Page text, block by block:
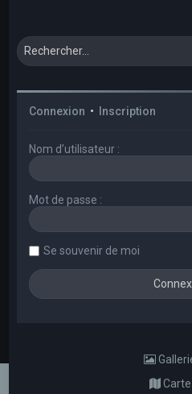
Connexion • Inscription
Nom d’utilisateur :
Mot de passe :
Se souvenir de moi
Carte